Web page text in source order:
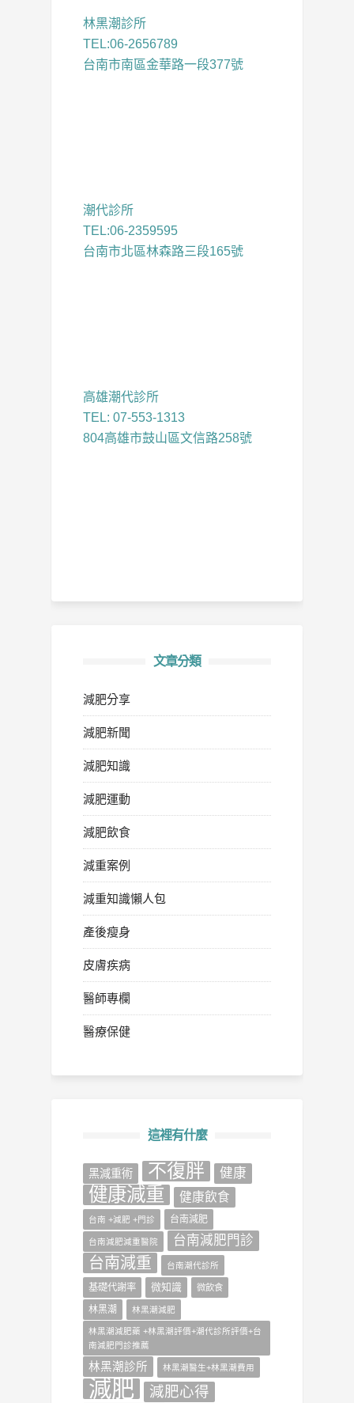
林黑潮診所
TEL:06-2656789
台南市南區金華路一段377號
潮代診所
TEL:06-2359595
台南市北區林森路三段165號
高雄潮代診所
TEL: 07-553-1313
804高雄市鼓山區文信路258號
文章分類
減肥分享
減肥新聞
減肥知識
減肥運動
減肥飲食
減重案例
減重知識懶人包
產後瘦身
皮膚疾病
醫師專欄
醫療保健
這裡有什麼
‎黑減重術‬ 不復胖 健康
健康減重 健康飲食
台南 +減肥 +門診 台南減肥
台南減肥減重醫院 台南減肥門診
台南減重 台南潮代診所
基礎代謝率 微知識 微飲食
林黑潮 林黑潮減肥
林黑潮減肥藥 +林黑潮評價+潮代診所評價+台
南減肥門診推薦
林黑潮診所 林黑潮醫生+林黑潮費用
減肥
減肥心得